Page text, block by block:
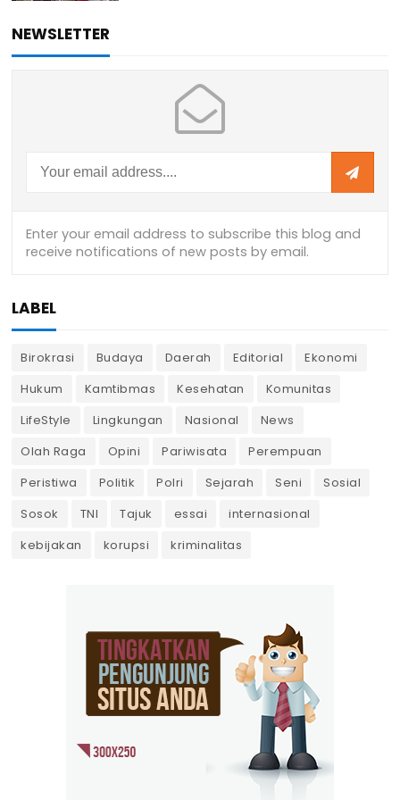
NEWSLETTER
LABEL
Birokrasi Budaya Daerah Editorial
Ekonomi
Hukum
Kamtibmas Kesehatan
Komunitas
LifeStyle
Lingkungan Nasional
News
Olah Raga
Opini Pariwisata
Perempuan
Peristiwa
Politik Polri Sejarah Seni
Sosial
Sosok
TNI Tajuk essai
internasional
kebijakan
korupsi kriminalitas